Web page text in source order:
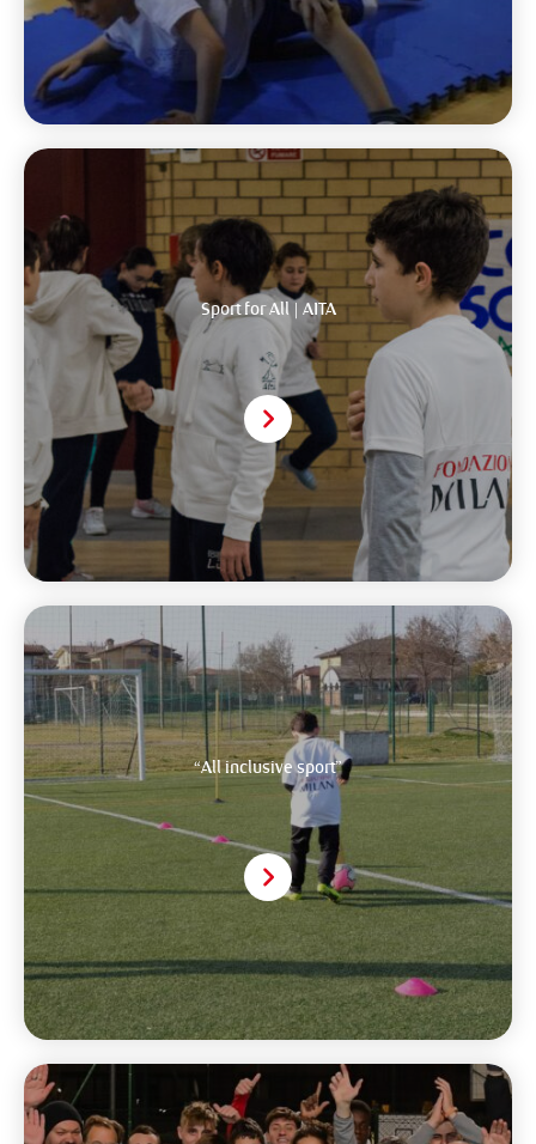
Sport for All | AITA
“All inclusive sport”